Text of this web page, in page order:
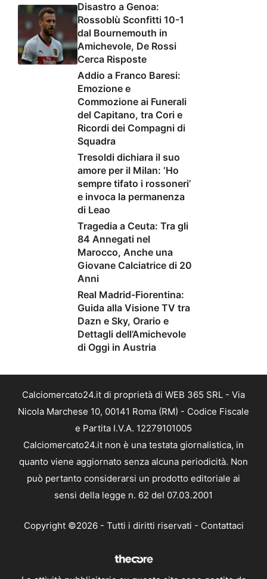
Disastro a Genoa:
Rossoblù Sconfitti 10-1
dal Bournemouth in
Amichevole, De Rossi
Cerca Risposte
Addio a Franco Baresi:
Emozione e
Commozione ai Funerali
del Capitano, tra Cori e
Ricordi dei Compagni di
Squadra
Tresoldi dichiara il suo
amore per il Milan: ‘Ho
sempre tifato i rossoneri’
e invoca la permanenza
di Leao
Tragedia a Ceuta: Tra gli
84 Annegati nel
Marocco, Anche una
Giovane Calciatrice di 20
Anni
Real Madrid-Fiorentina:
Guida alla Visione TV tra
Dazn e Sky, Orario e
Dettagli dell’Amichevole
di Oggi in Austria
Calciomercato24.it di proprietà di WEB 365 SRL - Via
Nicola Marchese 10, 00141 Roma (RM) - Codice Fiscale
e Partita I.V.A. 12279101005
Calciomercato24.it non è una testata giornalistica, in
quanto viene aggiornato senza alcuna periodicità. Non
può pertanto considerarsi un prodotto editoriale ai
sensi della legge n. 62 del 07.03.2001
Copyright ©2026 - Tutti i diritti riservati - Contattaci